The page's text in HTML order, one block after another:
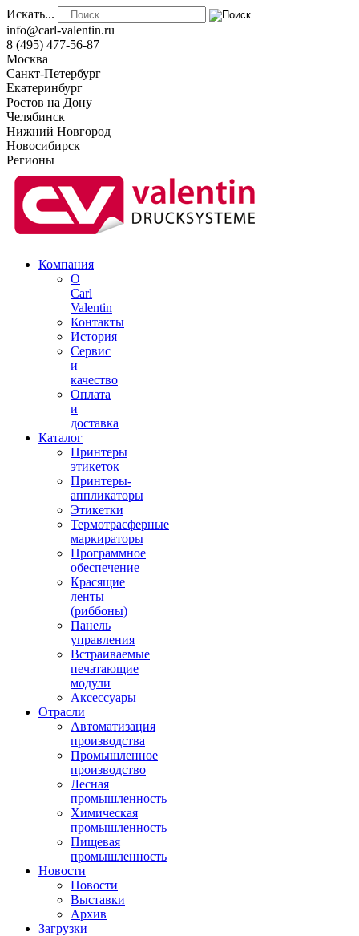
Искать...
info@carl-valentin.ru
8 (495) 477-56-87
Москва
Санкт-Петербург
Екатеринбург
Ростов на Дону
Челябинск
Нижний Новгород
Новосибирск
Регионы
Компания
О
Carl
Valentin
Контакты
История
Сервис
и
качество
Оплата
и
доставка
Каталог
Принтеры
этикеток
Принтеры-
аппликаторы
Этикетки
Термотрасферные
маркираторы
Программное
обеспечение
Красящие
ленты
(риббоны)
Панель
управления
Встраиваемые
печатающие
модули
Аксессуары
Отрасли
Автоматизация
производства
Промышленное
производство
Лесная
промышленность
Химическая
промышленность
Пищевая
промышленность
Новости
Новости
Выставки
Архив
Загрузки